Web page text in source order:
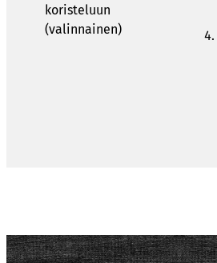
koristeluun
(valinnainen)